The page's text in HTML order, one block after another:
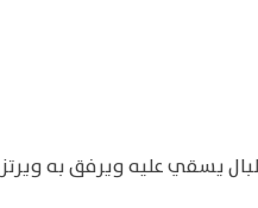
يسقي عليه ويرفق به